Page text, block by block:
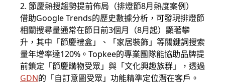
2. 節慶熱搜趨勢提前佈局（排燈節8月熱度案例）
借助Google Trends的歷史數據分析，可發現排燈節
相關搜尋量通常在節日前3個月（8月起）顯著攀
升，其中「節慶禮盒」、「家居裝飾」等關鍵詞搜索
量年增率達120%。Topkee的專業團隊能協助品牌提
前鎖定「節慶購物受眾」與「文化興趣族群」，透過
GDN的「自訂意圖受眾」功能精準定位潛在客戶。